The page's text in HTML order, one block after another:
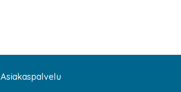
Asiakaspalvelu